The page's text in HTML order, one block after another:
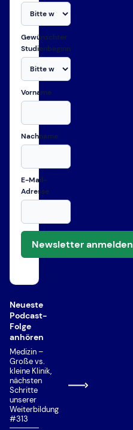
Gewünschter
Studienbeginn
Vorname
Nachname
E-Mail-
Adresse
Newsletter anmelden
Neueste
Podcast-
Folge
anhören
Medizin –
Große vs.
kleine Klinik,
nächsten
Schritte
unserer
Weiterbildung
#313